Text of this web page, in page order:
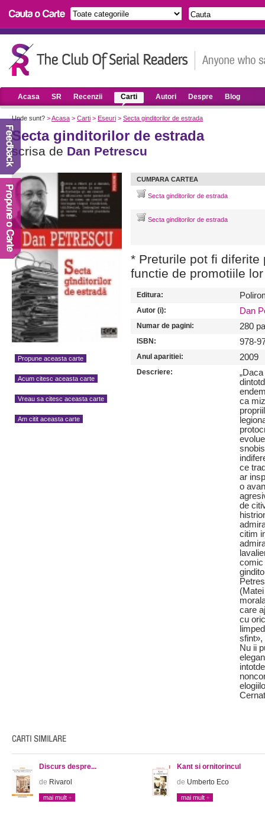
Acasa SR Recenzii Carti Autori Despre Blog
Unde sunt? >Acasa > Carti > Eseuri > Secta ginditorilor de estrada
Secta ginditorilor de estrada
scrisa de Dan Petrescu
Propune aceasta carte
Acum citesc aceasta carte
Vreau sa citesc aceasta carte
Am citit aceasta carte
CUMPARA CARTEA
Secta ginditorilor de estrada
Secta ginditorilor de estrada
* Preturile pot fi
functie de promotiile
Editura:
Autor (i): Dan
Numar de pagini: 280
ISBN: 978-
Anul aparitiei: 2009
Descriere:
ca
ce
ar
o
de
citim
comic
care
cu
sfint»,
Nu ii
Discurs despre...
de Rivarol
mai mult
Kant si ornitorincul
de Umberto Eco
mai mult